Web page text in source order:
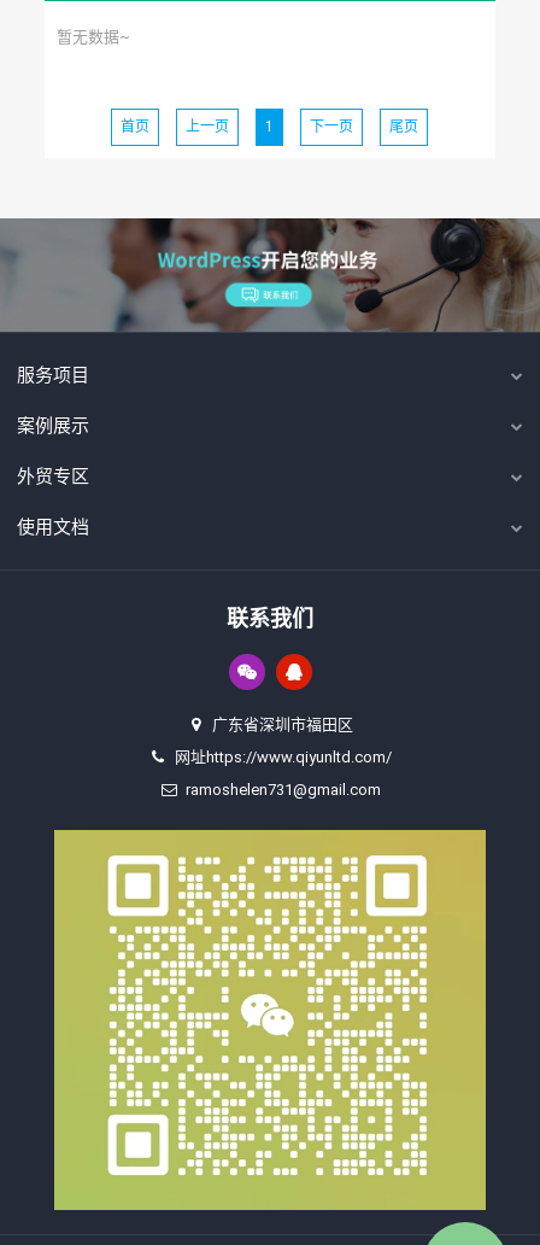
暂无数据~
首页 上一页 1 下一页 尾页
服务项目
案例展示
外贸专区
使用文档
联系我们
广东省深圳市福田区
网址https://www.qiyunltd.com/
ramoshelen731@gmail.com